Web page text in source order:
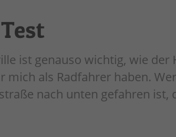
ist genauso wichtig, wie der
mich als Radfahrer haben.
nach unten gefahren ist,